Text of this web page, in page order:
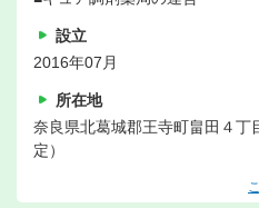
設立
2016年07月
所在地
奈良県北葛城郡王寺町畠田４丁
定）